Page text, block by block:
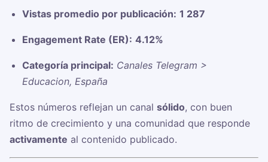
Vistas promedio por publicación: 1 287
Engagement Rate (ER): 4.12%
Categoría principal: Canales Telegram >
Educacion, España
Estos números reflejan un canal sólido, con buen
ritmo de crecimiento y una comunidad que responde
activamente al contenido publicado.